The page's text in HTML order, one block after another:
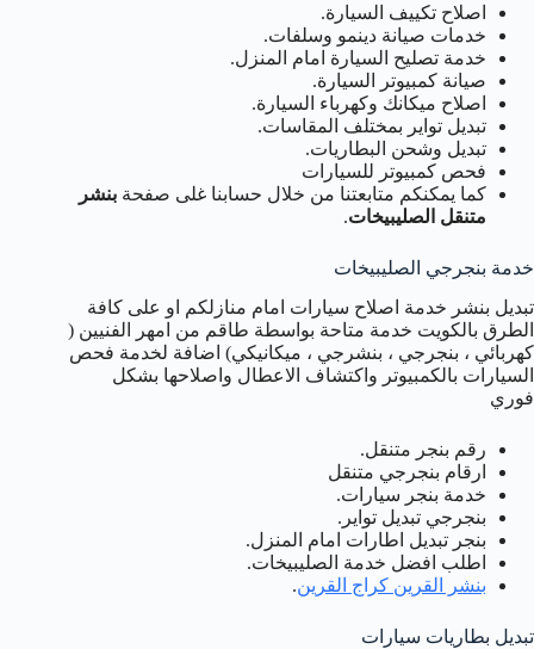
اصلاح تكييف السيارة.
خدمات صيانة دينمو وسلفات.
خدمة تصليح السيارة امام المنزل.
صيانة كمبيوتر السيارة.
اصلاح ميكانك وكهرباء السيارة.
تبديل تواير بمختلف المقاسات.
تبديل وشحن البطاريات.
فحص كمبيوتر للسيارات
كما يمكنكم متابعتنا من خلال حسابنا غلى صفحة بنشر
متنقل الصليبيخات.
خدمة بنجرجي الصليبيخات
تبديل بنشر خدمة اصلاح سيارات امام منازلكم او على كافة
الطرق بالكويت خدمة متاحة بواسطة طاقم من امهر الفنيين (
كهربائي ، بنجرجي ، بنشرجي ، ميكانيكي) اضافة لخدمة فحص
السيارات بالكمبيوتر واكتشاف الاعطال واصلاحها بشكل
فوري
رقم بنجر متنقل.
ارقام بنجرجي متنقل
خدمة بنجر سيارات.
بنجرجي تبديل تواير.
بنجر تبديل اطارات امام المنزل.
اطلب افضل خدمة الصليبيخات.
بنشر القرين كراج القرين.
تبديل بطاريات سيارات